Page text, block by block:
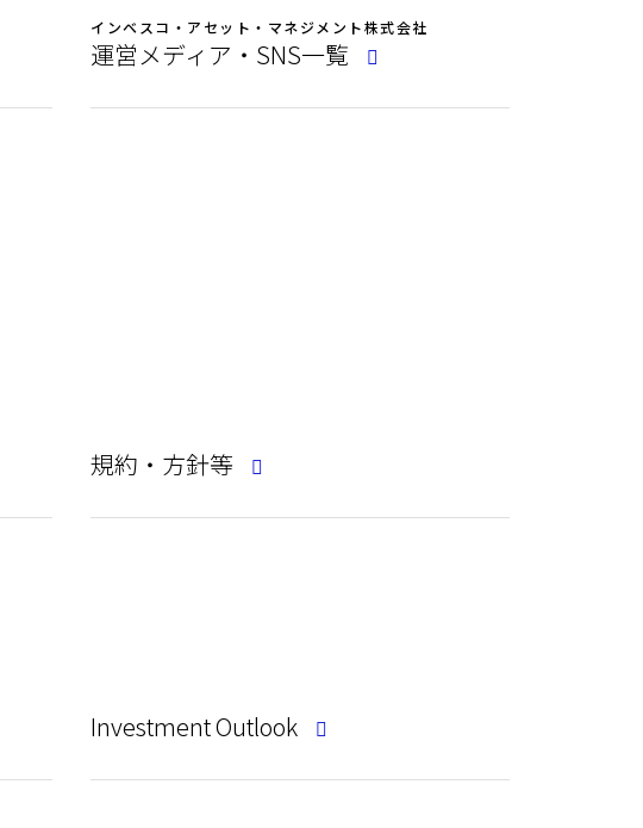
インベスコ・アセット・マネジメント株式会社
運営メディア・SNS一覧
規約・方針等
Investment Outlook